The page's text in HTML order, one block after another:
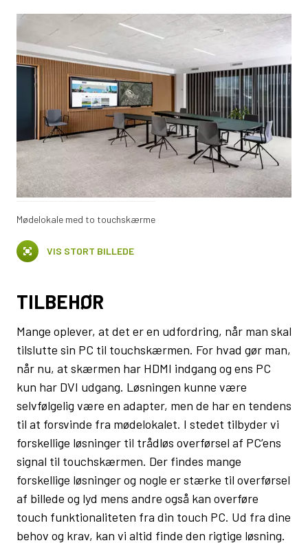
Mødelokale med to touchskærme
VIS STORT BILLEDE
TILBEHØR
Mange oplever, at det er en udfordring, når man skal
tilslutte sin PC til touchskærmen. For hvad gør man,
når nu, at skærmen har HDMI indgang og ens PC
kun har DVI udgang. Løsningen kunne være
selvfølgelig være en adapter, men de har en tendens
til at forsvinde fra mødelokalet. I stedet tilbyder vi
forskellige løsninger til trådløs overførsel af PC’ens
signal til touchskærmen. Der findes mange
forskellige løsninger og nogle er stærke til overførsel
af billede og lyd mens andre også kan overføre
touch funktionaliteten fra din touch PC. Ud fra dine
behov og krav, kan vi altid finde den rigtige løsning.